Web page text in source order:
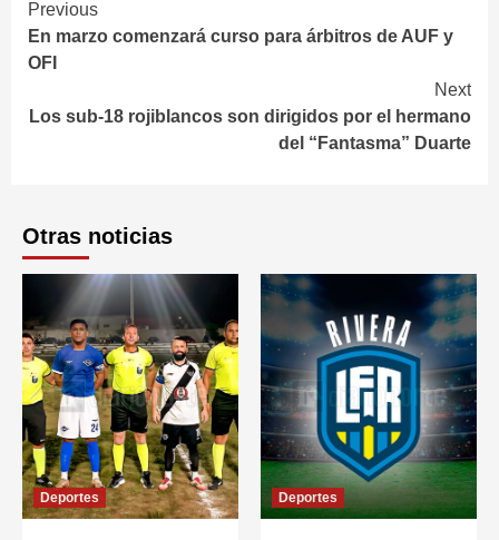
Continue
Reading
Previous
En marzo comenzará curso para árbitros de AUF y
OFI
Next
Los sub-18 rojiblancos son dirigidos por el hermano
del “Fantasma” Duarte
Otras noticias
Deportes Deportes